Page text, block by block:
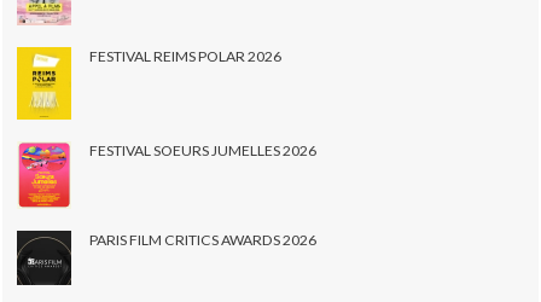
FESTIVAL REIMS POLAR 2026
FESTIVAL SOEURS JUMELLES 2026
PARIS FILM CRITICS AWARDS 2026